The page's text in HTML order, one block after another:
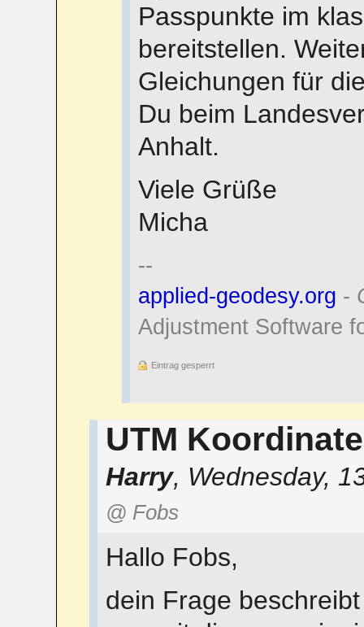
Passpunkte im
bereitstellen.
Gleichungen für
Du beim
Anhalt.
Viele Grüße
Micha
--
applied-geodesy.org -
Adjustment Software
Eintrag gesperrt
UTM
Harry, Wednesday,
@ Fobs
Hallo Fobs,
dein Frage